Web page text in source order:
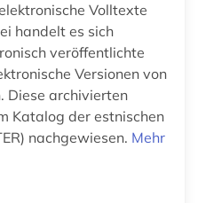
Volltexte
handelt es sich
veröffentlichte
Versionen von
Diese archivierten
Katalog der estnischen
nachgewiesen. Mehr